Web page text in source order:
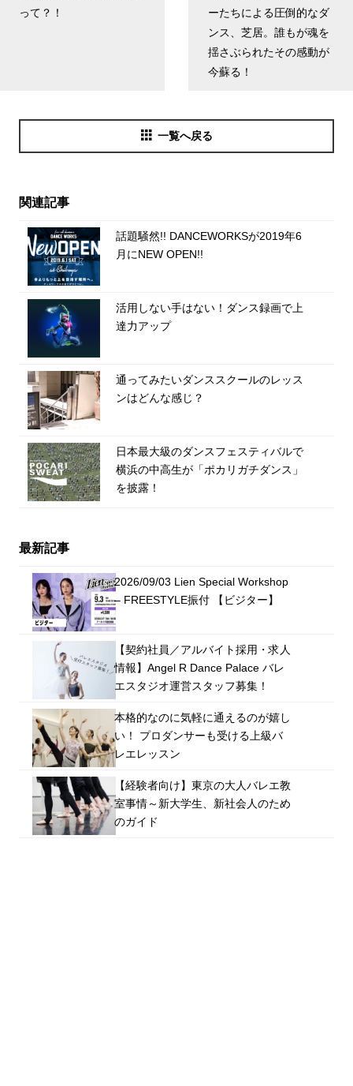
って？！
ーたちによる圧倒的なダ
ンス、芝居。誰もが魂を
揺さぶられたその感動が
今蘇る！
一覧へ戻る
関連記事
話題騒然!! DANCEWORKSが2019年6
月にNEW OPEN!!
活用しない手はない！ダンス録画で上
達力アップ
通ってみたいダンススクールのレッス
ンはどんな感じ？
日本最大級のダンスフェスティバルで
横浜の中高生が「ポカリガチダンス」
を披露！
最新記事
2026/09/03 Lien Special Workshop
– FREESTYLE振付 【ビジター】
【契約社員／アルバイト採用・求人
情報】Angel R Dance Palace バレ
エスタジオ運営スタッフ募集！
本格的なのに気軽に通えるのが嬉し
い！ プロダンサーも受ける上級バ
レエレッスン
【経験者向け】東京の大人バレエ教
室事情～新大学生、新社会人のため
のガイド